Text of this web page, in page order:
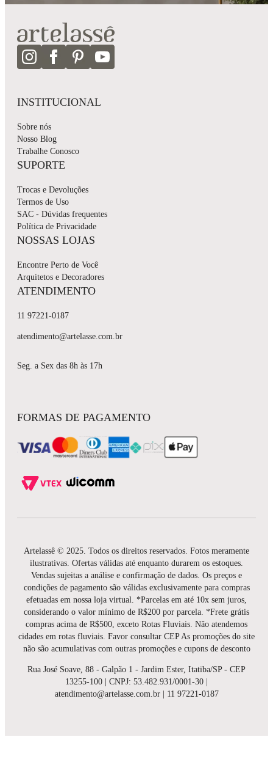
INSTITUCIONAL
Sobre nós
Nosso Blog
Trabalhe Conosco
SUPORTE
Trocas e Devoluções
Termos de Uso
SAC - Dúvidas frequentes
Política de Privacidade
NOSSAS LOJAS
Encontre Perto de Você
Arquitetos e Decoradores
ATENDIMENTO
11 97221-0187
atendimento@artelasse.com.br
Seg. a Sex das 8h às 17h
FORMAS DE PAGAMENTO
Artelassê © 2025. Todos os direitos reservados. Fotos meramente
ilustrativas. Ofertas válidas até enquanto durarem os estoques.
Vendas sujeitas a análise e confirmação de dados. Os preços e
condições de pagamento são válidas exclusivamente para compras
efetuadas em nossa loja virtual. *Parcelas em até 10x sem juros,
considerando o valor mínimo de R$200 por parcela. *Frete grátis
compras acima de R$500, exceto Rotas Fluviais. Não atendemos
cidades em rotas fluviais. Favor consultar CEP As promoções do site
não são acumulativas com outras promoções e cupons de desconto
Rua José Soave, 88 - Galpão 1 - Jardim Ester, Itatiba/SP - CEP
13255-100 | CNPJ: 53.482.931/0001-30 |
atendimento@artelasse.com.br | 11 97221-0187